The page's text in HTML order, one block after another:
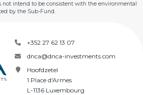
not intend to be consistent with the environmental
by the Sub-Fund.
+352 27 62 13 07
dnca@dnca-investments.com
Hoofdzetel
1 Place d'Armes
L-1136 Luxembourg